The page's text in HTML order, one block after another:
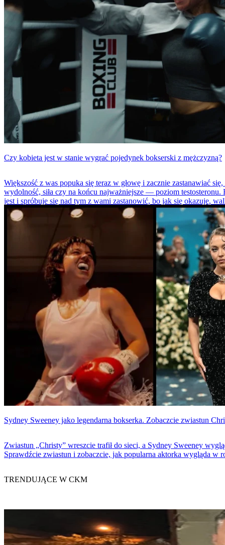
Czy kobieta jest w stanie wygrać pojedynek bokserski z mężczyzną?
Większość z was popuka się teraz w głowę i zacznie zastanawiać
wydolność, siła czy na końcu najważniejsze — poziom
jest i spróbuje się nad tym z wami zastanowić, bo jak się okazuje,
Sydney Sweeney jako legendarna bokserka. Zobaczcie zwiastun
Zwiastun „Christy” wreszcie trafił do sieci, a Sydney Sweeney
Sprawdźcie zwiastun i zobaczcie, jak popularna aktorka wygląda w
TRENDUJĄCE W CKM